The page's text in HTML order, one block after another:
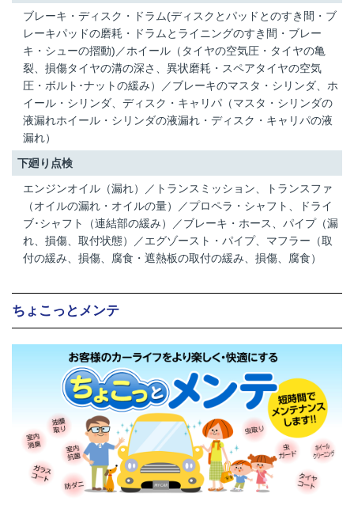
ブレーキ・ディスク・ドラム(ディスクとパッドとのすき間・ブ
レーキパッドの磨耗・ドラムとライニングのすき間・ブレー
キ・シューの摺動)／ホイール（タイヤの空気圧・タイヤの亀
裂、損傷タイヤの溝の深さ、異状磨耗・スペアタイヤの空気
圧・ボルト･ナットの緩み）／ブレーキのマスタ・シリンダ、ホ
イール・シリンダ、ディスク・キャリパ（マスタ・シリンダの
液漏れホイール・シリンダの液漏れ・ディスク・キャリパの液
漏れ）
下廻り点検
エンジンオイル（漏れ）／トランスミッション、トランスファ
（オイルの漏れ・オイルの量）／プロペラ・シャフト、ドライ
ブ･シャフト（連結部の緩み）／ブレーキ・ホース、パイプ（漏
れ、損傷、取付状態）／エグゾースト・パイプ、マフラー（取
付の緩み、損傷、腐食・遮熱板の取付の緩み、損傷、腐食）
ちょこっとメンテ